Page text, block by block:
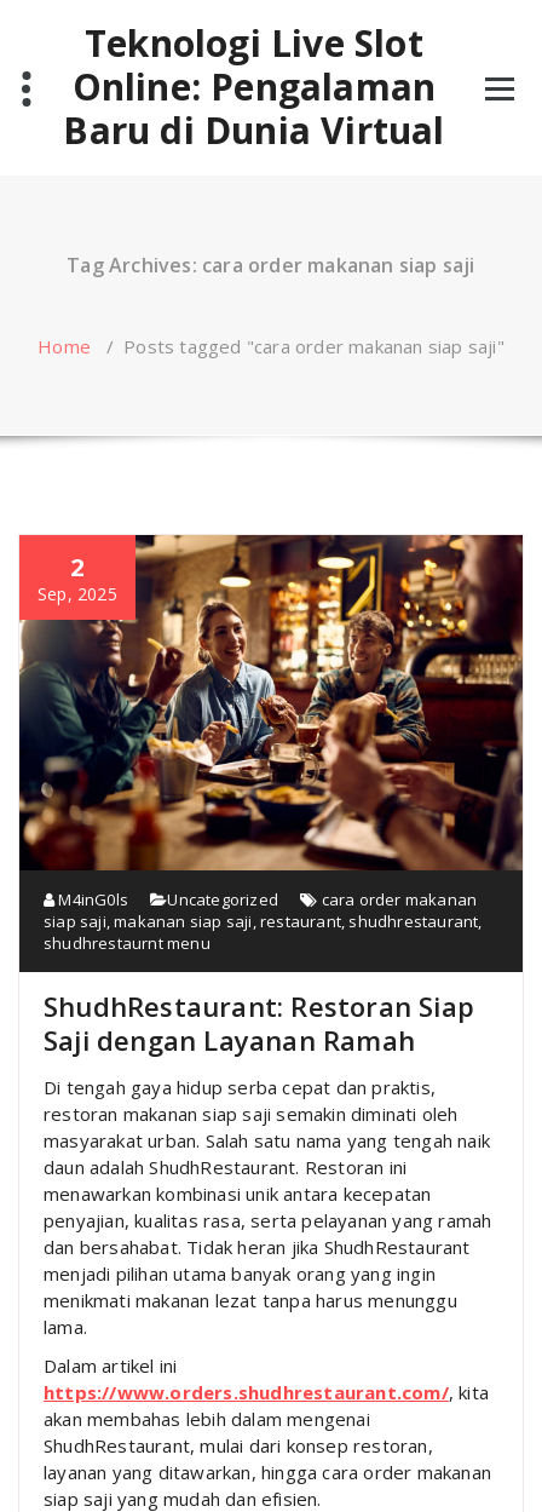
Teknologi Live Slot
Online: Pengalaman
Baru di Dunia Virtual
Tag Archives: cara order makanan siap saji
Home / Posts tagged "cara order makanan siap saji"
2
Sep, 2025
M4inG0ls Uncategorized
cara order makanan
siap saji,makanan siap saji,restaurant, shudhrestaurant,
shudhrestaurnt menu
ShudhRestaurant: Restoran Siap
Saji dengan Layanan Ramah
Di tengah gaya hidup serba cepat dan praktis,
restoran makanan siap saji semakin diminati oleh
masyarakat urban. Salah satu nama yang tengah naik
daun adalah ShudhRestaurant. Restoran ini
menawarkan kombinasi unik antara kecepatan
penyajian, kualitas rasa, serta pelayanan yang ramah
dan bersahabat. Tidak heran jika ShudhRestaurant
menjadi pilihan utama banyak orang yang ingin
menikmati makanan lezat tanpa harus menunggu
lama.
Dalam artikel ini
https://www.orders.shudhrestaurant.com/, kita
akan membahas lebih dalam mengenai
ShudhRestaurant, mulai dari konsep restoran,
layanan yang ditawarkan, hingga cara order makanan
siap saji yang mudah dan efisien.